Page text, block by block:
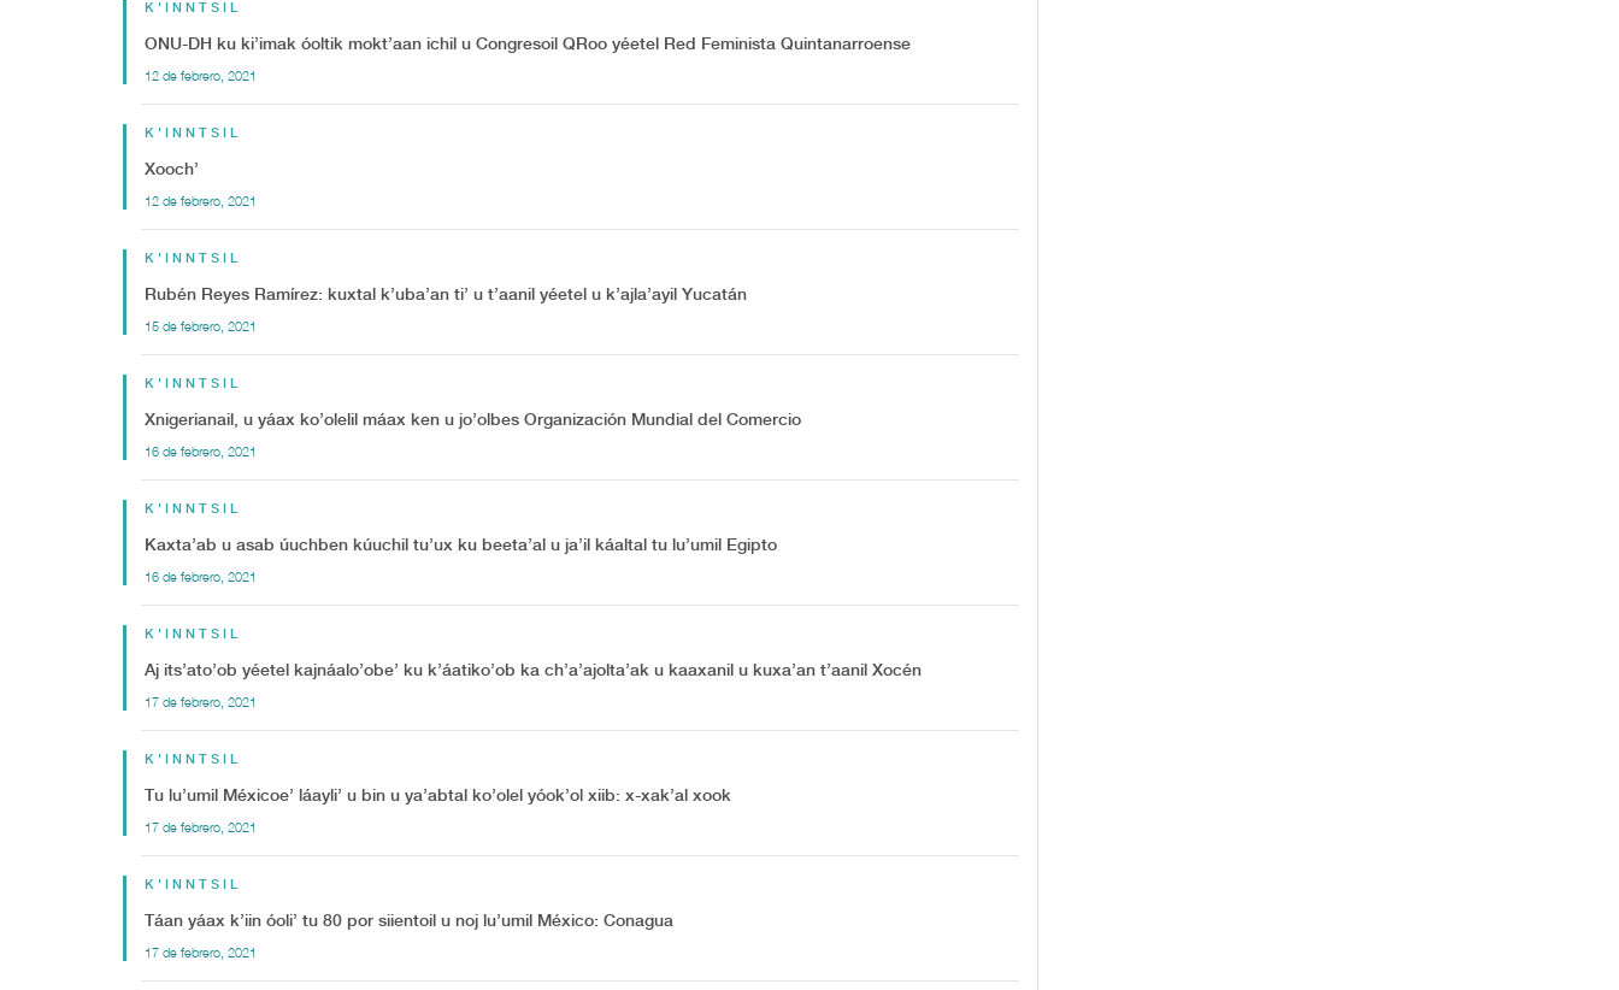
K'INNTSIL
ONU-DH ku ki’imak óoltik mokt’aan ichil u Congresoil QRoo yéetel Red Feminista Quintanarroense
12 de febrero, 2021
K'INNTSIL
Xooch’
12 de febrero, 2021
K'INNTSIL
Rubén Reyes Ramírez: kuxtal k’uba’an ti’ u t’aanil yéetel u k’ajla’ayil Yucatán
15 de febrero, 2021
K'INNTSIL
Xnigerianail, u yáax ko’olelil máax ken u jo’olbes Organización Mundial del Comercio
16 de febrero, 2021
K'INNTSIL
Kaxta’ab u asab úuchben kúuchil tu’ux ku beeta’al u ja’il káaltal tu lu’umil Egipto
16 de febrero, 2021
K'INNTSIL
Aj its’ato’ob yéetel kajnáalo’obe’ ku k’áatiko’ob ka ch’a’ajolta’ak u kaaxanil u kuxa’an t’aanil Xocén
17 de febrero, 2021
K'INNTSIL
Tu lu’umil Méxicoe’ láayli’ u bin u ya’abtal ko’olel yóok’ol xiib: x-xak’al xook
17 de febrero, 2021
K'INNTSIL
Táan yáax k’iin óoli’ tu 80 por siientoil u noj lu’umil México: Conagua
17 de febrero, 2021